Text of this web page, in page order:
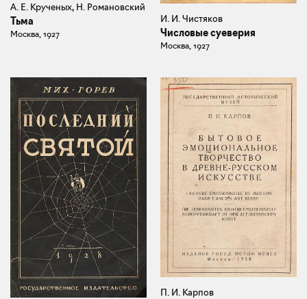
А. Е. Крученых, Н. Романовский
Тьма
Москва, 1927
И. И. Чистяков
Числовые суеверия
Москва, 1927
П. И. Карпов